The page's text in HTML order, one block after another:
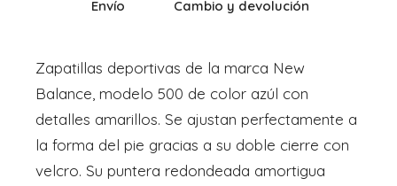
Envío Cambio y devolución
Zapatillas deportivas de la marca New
Balance, modelo 500 de color azúl con
detalles amarillos. Se ajustan perfectamente a
la forma del pie gracias a su doble cierre con
velcro. Su puntera redondeada amortigua